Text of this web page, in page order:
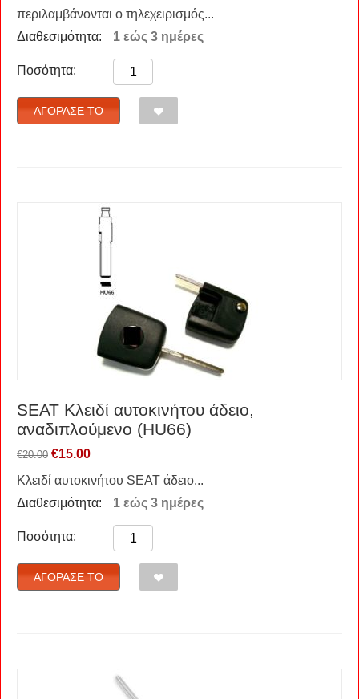
περιλαμβάνονται ο τηλεχειρισμός...
Διαθεσιμότητα:
1 εώς 3 ημέρες
Ποσότητα:
ΑΓΌΡΑΣΈ ΤΟ
SEAT Κλειδί αυτοκινήτου άδειο,
αναδιπλούμενο (HU66)
€20.00 €15.00
Κλειδί αυτοκινήτου SEAT άδειο...
Διαθεσιμότητα:
1 εώς 3 ημέρες
Ποσότητα:
ΑΓΌΡΑΣΈ ΤΟ